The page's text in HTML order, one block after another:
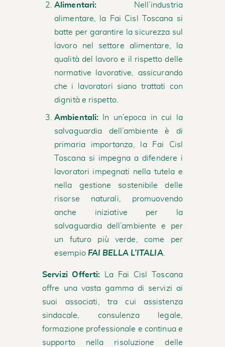
Alimentari:
Nell’industria
alimentare, la Fai Cisl Toscana si
batte per garantire la sicurezza sul
lavoro nel settore alimentare, la
qualità del lavoro e il rispetto delle
normative lavorative, assicurando
che i lavoratori siano trattati con
dignità e rispetto.
Ambientali:
In un’epoca in cui la
salvaguardia dell’ambiente è di
primaria importanza, la Fai Cisl
Toscana si impegna a difendere i
lavoratori impegnati nella tutela e
nella gestione sostenibile delle
risorse naturali, promuovendo
anche iniziative per la
salvaguardia dell’ambiente e per
un futuro più verde, come per
esempio FAI BELLA L’ITALIA.
Servizi Offerti:
La Fai Cisl Toscana
offre una vasta gamma di servizi ai
suoi associati, tra cui assistenza
sindacale, consulenza legale,
formazione professionale e continua e
supporto nella risoluzione delle